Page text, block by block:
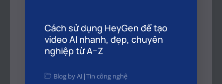
Cách sử dụng HeyGen để tạo
video AI nhanh, đẹp, chuyên
nghiệp từ A–Z
Blog by AI |Tin công nghệ